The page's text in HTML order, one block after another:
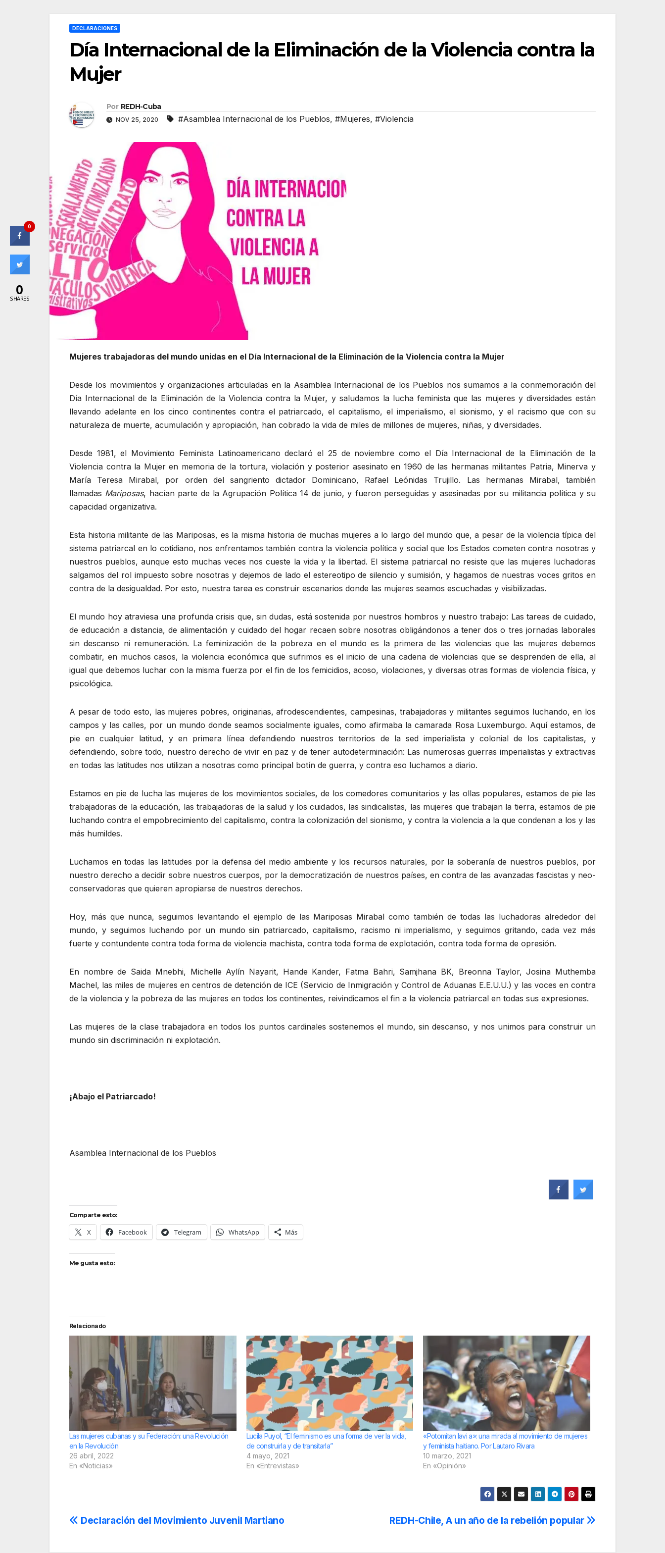
DECLARACIONES
Día Internacional de la Eliminación de la Violencia contra la
Mujer
Por REDH-Cuba
NOV 25, 2020 #Asamblea Internacional de los Pueblos, #Mujeres, #Violencia
Mujeres trabajadoras del mundo unidas en el Día Internacional de la Eliminación de la Violencia contra la Mujer
Desde los movimientos y organizaciones articuladas en la Asamblea Internacional de los Pueblos nos sumamos a la conmemoración del
Día Internacional de la Eliminación de la Violencia contra la Mujer, y saludamos la lucha feminista que las mujeres y diversidades están
llevando adelante en los cinco continentes contra el patriarcado, el capitalismo, el imperialismo, el sionismo, y el racismo que con su
naturaleza de muerte, acumulación y apropiación, han cobrado la vida de miles de millones de mujeres, niñas, y diversidades.
Desde 1981, el Movimiento Feminista Latinoamericano declaró el 25 de noviembre como el Día Internacional de la Eliminación de la
Violencia contra la Mujer en memoria de la tortura, violación y posterior asesinato en 1960 de las hermanas militantes Patria, Minerva y
María Teresa Mirabal, por orden del sangriento dictador Dominicano, Rafael Leónidas Trujillo. Las hermanas Mirabal, también
llamadas Mariposas, hacían parte de la Agrupación Política 14 de junio, y fueron perseguidas y asesinadas por su militancia política y su
capacidad organizativa.
Esta historia militante de las Mariposas, es la misma historia de muchas mujeres a lo largo del mundo que, a pesar de la violencia típica del
sistema patriarcal en lo cotidiano, nos enfrentamos también contra la violencia política y social que los Estados cometen contra nosotras y
nuestros pueblos, aunque esto muchas veces nos cueste la vida y la libertad. El sistema patriarcal no resiste que las mujeres luchadoras
salgamos del rol impuesto sobre nosotras y dejemos de lado el estereotipo de silencio y sumisión, y hagamos de nuestras voces gritos en
contra de la desigualdad. Por esto, nuestra tarea es construir escenarios donde las mujeres seamos escuchadas y visibilizadas.
El mundo hoy atraviesa una profunda crisis que, sin dudas, está sostenida por nuestros hombros y nuestro trabajo: Las tareas de cuidado,
de educación a distancia, de alimentación y cuidado del hogar recaen sobre nosotras obligándonos a tener dos o tres jornadas laborales
sin descanso ni remuneración. La feminización de la pobreza en el mundo es la primera de las violencias que las mujeres debemos
combatir, en muchos casos, la violencia económica que sufrimos es el inicio de una cadena de violencias que se desprenden de ella, al
igual que debemos luchar con la misma fuerza por el fin de los femicidios, acoso, violaciones, y diversas otras formas de violencia física, y
psicológica.
A pesar de todo esto, las mujeres pobres, originarias, afrodescendientes, campesinas, trabajadoras y militantes seguimos luchando, en los
campos y las calles, por un mundo donde seamos socialmente iguales, como afirmaba la camarada Rosa Luxemburgo. Aquí estamos, de
pie en cualquier latitud, y en primera línea defendiendo nuestros territorios de la sed imperialista y colonial de los capitalistas, y
defendiendo, sobre todo, nuestro derecho de vivir en paz y de tener autodeterminación: Las numerosas guerras imperialistas y extractivas
en todas las latitudes nos utilizan a nosotras como principal botín de guerra, y contra eso luchamos a diario.
Estamos en pie de lucha las mujeres de los movimientos sociales, de los comedores comunitarios y las ollas populares, estamos de pie las
trabajadoras de la educación, las trabajadoras de la salud y los cuidados, las sindicalistas, las mujeres que trabajan la tierra, estamos de pie
luchando contra el empobrecimiento del capitalismo, contra la colonización del sionismo, y contra la violencia a la que condenan a los y las
más humildes.
Luchamos en todas las latitudes por la defensa del medio ambiente y los recursos naturales, por la soberanía de nuestros pueblos, por
nuestro derecho a decidir sobre nuestros cuerpos, por la democratización de nuestros países, en contra de las avanzadas fascistas y neo-
conservadoras que quieren apropiarse de nuestros derechos.
Hoy, más que nunca, seguimos levantando el ejemplo de las Mariposas Mirabal como también de todas las luchadoras alrededor del
mundo, y seguimos luchando por un mundo sin patriarcado, capitalismo, racismo ni imperialismo, y seguimos gritando, cada vez más
fuerte y contundente contra toda forma de violencia machista, contra toda forma de explotación, contra toda forma de opresión.
En nombre de Saida Mnebhi, Michelle Aylín Nayarit, Hande Kander, Fatma Bahri, Samjhana BK, Breonna Taylor, Josina Muthemba
Machel, las miles de mujeres en centros de detención de ICE (Servicio de Inmigración y Control de Aduanas E.E.U.U.) y las voces en contra
de la violencia y la pobreza de las mujeres en todos los continentes, reivindicamos el fin a la violencia patriarcal en todas sus expresiones.
Las mujeres de la clase trabajadora en todos los puntos cardinales sostenemos el mundo, sin descanso, y nos unimos para construir un
mundo sin discriminación ni explotación.
¡Abajo el Patriarcado!
Asamblea Internacional de los Pueblos
Comparte esto:
X Facebook Telegram WhatsApp Más
Me gusta esto:
Relacionado
Las mujeres cubanas y su Federación: una Revolución
en la Revolución
26 abril, 2022
En «Noticias»
Lucila Puyol, “El feminismo es una forma de ver la vida,
de construirla y de transitarla”
4 mayo, 2021
En «Entrevistas»
«Potomitan lavi a»: una mirada al movimiento de mujeres
y feminista haitiano. Por Lautaro Rivara
10 marzo, 2021
En «Opinión»
Navegación
REDH-Chile, A un año de la rebelión popular
Declaración del Movimiento Juvenil Martiano
0
0
SHARES